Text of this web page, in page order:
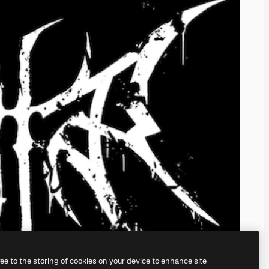
to the storing of cookies on your device to enhance site